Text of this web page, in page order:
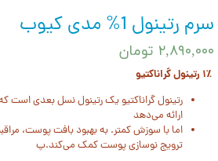
سرم رتینول 1% مدی کیوب
۲,۸۹۰,۰۰۰ تومان
رتینول گراناکتیو یک رتینول نسل بعدی است
ارائه می‌دهد
اما با سوزش کمتر. به بهبود بافت پوست،
ترویج نوسازی پوست کمک می‌کند.پ